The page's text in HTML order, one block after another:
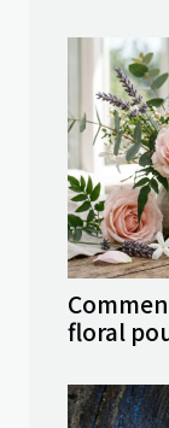
floral